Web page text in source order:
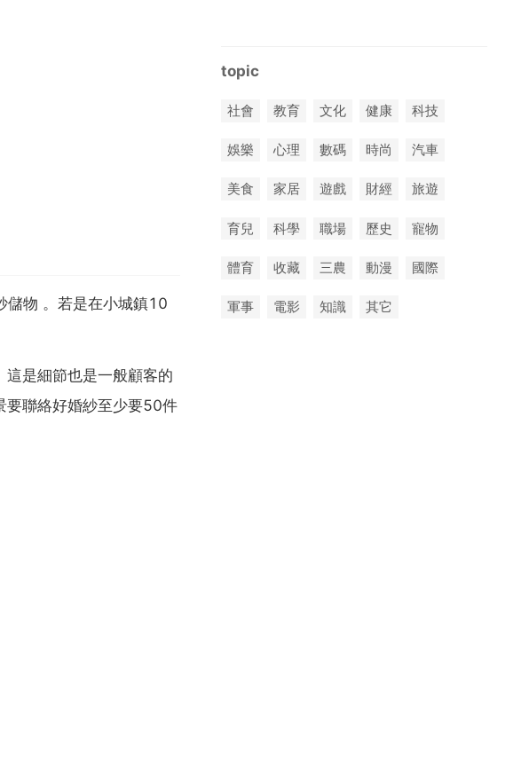
儲物 。若是在小城鎮10
是細節也是一般顧客的
要聯絡好婚紗至少要50件
topic
社會 教育 文化 健康 科技
娛樂 心理 數碼 時尚 汽車
美食 家居 遊戲 財經 旅遊
育兒 科學 職場 歷史 寵物
體育 收藏 三農 動漫 國際
軍事 電影 知識 其它